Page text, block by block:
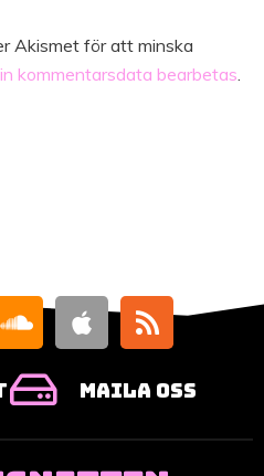
Akismet för att minska
kommentarsdata bearbetas.
Maila oss